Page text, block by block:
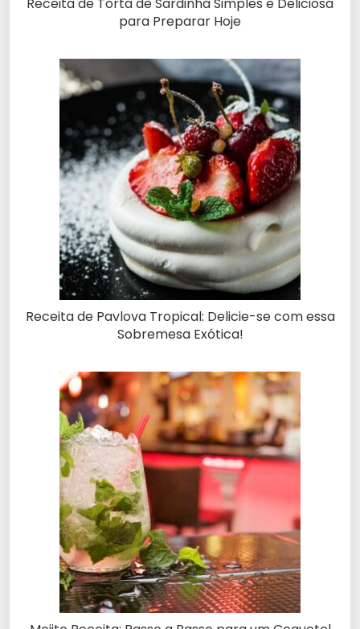
Receita de Torta de Sardinha Simples e Deliciosa
para Preparar Hoje
Receita de Pavlova Tropical: Delicie-se com essa
Sobremesa Exótica!